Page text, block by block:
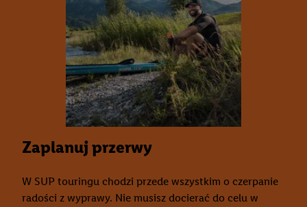
Zaplanuj przerwy
W SUP touringu chodzi przede wszystkim o czerpanie
radości z wyprawy. Nie musisz docierać do celu w